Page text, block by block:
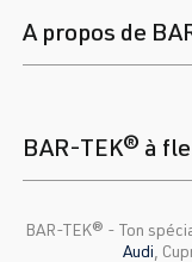
A propos de
BAR-TEK® à
BAR-TEK®️ - Ton
Audi ,